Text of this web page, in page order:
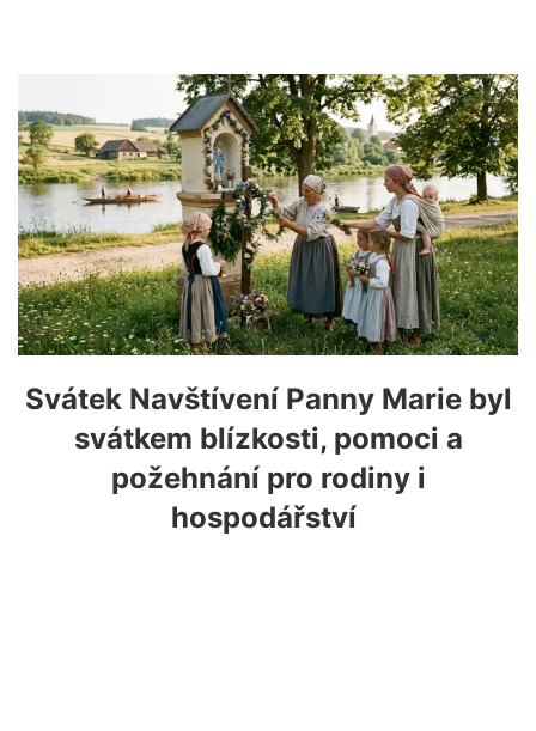
Svátek Navštívení Panny Marie byl
svátkem blízkosti, pomoci a
požehnání pro rodiny i
hospodářství